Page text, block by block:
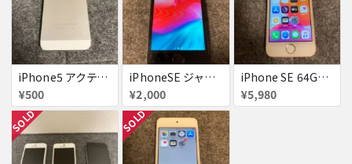
iPhone5 アクティベーションロック りんごループ
¥500
iPhoneSE ジャンク
¥2,000
iPhone SE 64GB SIMフリー
¥5,980
SOLD SOLD